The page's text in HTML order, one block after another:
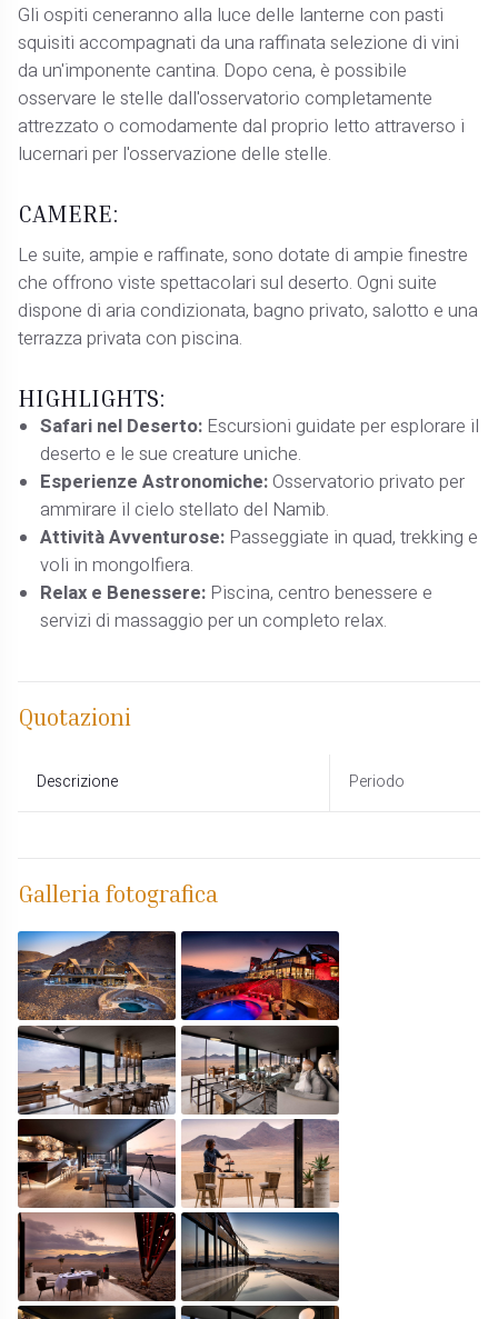
Gli ospiti ceneranno alla luce delle lanterne con pasti
squisiti accompagnati da una raffinata selezione di vini
da un'imponente cantina. Dopo cena, è possibile
osservare le stelle dall'osservatorio completamente
attrezzato o comodamente dal proprio letto attraverso i
lucernari per l'osservazione delle stelle.
CAMERE:
Le suite, ampie e raffinate, sono dotate di ampie finestre
che offrono viste spettacolari sul deserto. Ogni suite
dispone di aria condizionata, bagno privato, salotto e una
terrazza privata con piscina.
HIGHLIGHTS:
Safari nel Deserto: Escursioni guidate per esplorare il
deserto e le sue creature uniche.
Esperienze Astronomiche:Osservatorio privato per
ammirare il cielo stellato del Namib.
Attività Avventurose: Passeggiate in quad, trekking e
voli in mongolfiera.
Relax e Benessere: Piscina, centro benessere e
servizi di massaggio per un completo relax.
Quotazioni
Descrizione Periodo
Galleria fotografica